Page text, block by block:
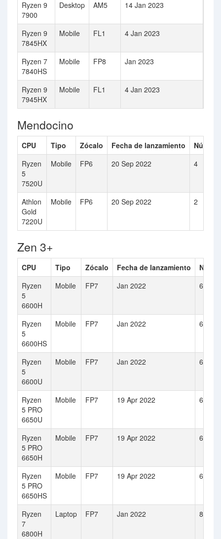
Ryzen 9
7900
Desktop AM5 14 Jan 2023
Ryzen 9
7845HX
Mobile FL1 4 Jan 2023
Ryzen 7
7840HS
Mobile FP8 Jan 2023
Ryzen 9
7945HX
Mobile FL1 4 Jan 2023
Mendocino
CPU Tipo Zócalo Fecha de lanzamiento
Ryzen
5
7520U
Mobile FP6 20 Sep 2022 4
Athlon
Gold
7220U
Mobile FP6 20 Sep 2022 2
Zen 3+
CPU Tipo Zócalo Fecha de lanzamiento
Ryzen
5
6600H
Mobile FP7 Jan 2022 6
Ryzen
5
6600HS
Mobile FP7 Jan 2022 6
Ryzen
5
6600U
Mobile FP7 Jan 2022 6
Ryzen
5 PRO
6650U
Mobile FP7 19 Apr 2022 6
Ryzen
5 PRO
6650H
Mobile FP7 19 Apr 2022 6
Ryzen
5 PRO
6650HS
Mobile FP7 19 Apr 2022 6
Ryzen
7
6800H
Laptop FP7 Jan 2022 8